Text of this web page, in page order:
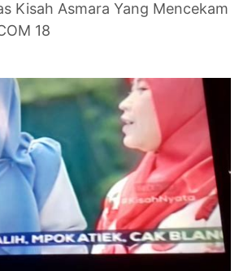
Kisah Asmara Yang Mencekam
18